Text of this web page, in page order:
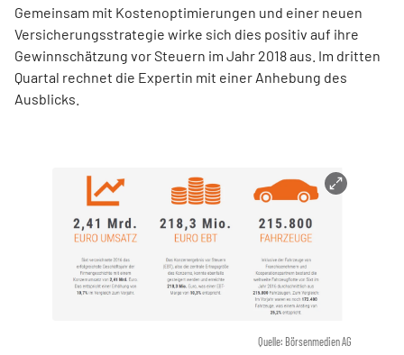
Gemeinsam mit Kostenoptimierungen und einer neuen
Versicherungsstrategie wirke sich dies positiv auf ihre
Gewinnschätzung vor Steuern im Jahr 2018 aus. Im dritten
Quartal rechnet die Expertin mit einer Anhebung des
Ausblicks.
Quelle: Börsenmedien AG